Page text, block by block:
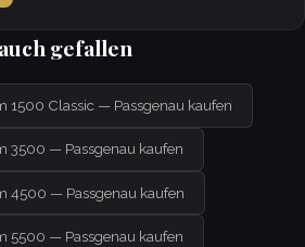
gefallen
1500 Classic — Passgenau kaufen
3500 — Passgenau kaufen
4500 — Passgenau kaufen
5500 — Passgenau kaufen